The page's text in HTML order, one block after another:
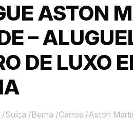
ASTON
–
DE LUXO
/Suíça /Berna /Carros /Aston